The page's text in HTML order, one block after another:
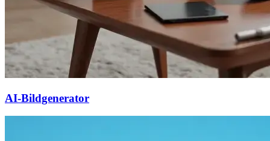
AI-Bildgenerator